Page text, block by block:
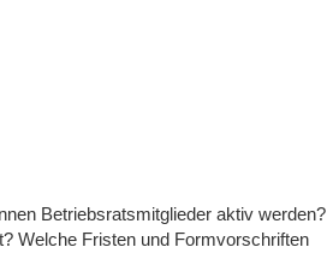
Betriebsratsmitglieder aktiv werden?
Welche Fristen und Formvorschriften